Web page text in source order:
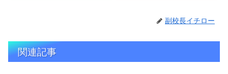
副校長イチロー
関連記事